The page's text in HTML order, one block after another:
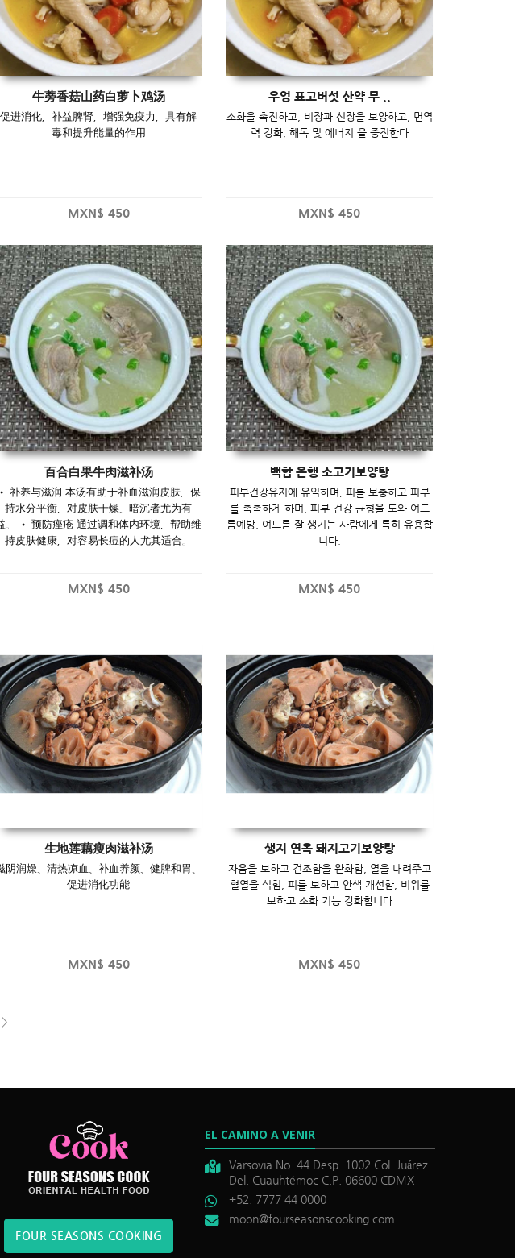
牛蒡香菇山药白萝卜鸡汤
促进消化，补益脾肾，增强免疫力，具有解
毒和提升能量的作用
MXN$ 450
우엉 표고버섯 산약 무 ..
소화을 촉진하고, 비장과 신장을 보양하고, 면역
력 강화, 해독 및 에너지 을 증진한다
MXN$ 450
百合白果牛肉滋补汤
• 补养与滋润 本汤有助于补血滋润皮肤，保
持水分平衡，对皮肤干燥、暗沉者尤为有
。 • 预防痤疮 通过调和体内环境，帮助维
持皮肤健康，对容易长痘的人尤其适合。
MXN$ 450
백합 은행 소고기보양탕
피부건강유지에 유익하며, 피를 보충하고 피부
를 촉촉하게 하며, 피부 건강 균형을 도와 여드
름예방, 여드름 잘 생기는 사람에게 특히 유용합
니다.
MXN$ 450
生地莲藕瘦肉滋补汤
阴润燥、清热凉血、补血养颜、健脾和胃、
促进消化功能
MXN$ 450
생지 연옥 돼지고기보양탕
자음을 보하고 건조함을 완화함, 열을 내려주고
혈열을 식힘, 피를 보하고 안색 개선함, 비위를
보하고 소화 기능 강화합니다
MXN$ 450
>
FOUR SEASONS COOKING
EL CAMINO A VENIR
Varsovia No. 44 Desp. 1002 Col. Juárez
Del. Cuauhtémoc C.P. 06600 CDMX
+52. 7777 44 0000
moon@fourseasonscooking.com